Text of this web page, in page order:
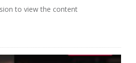
to view the content